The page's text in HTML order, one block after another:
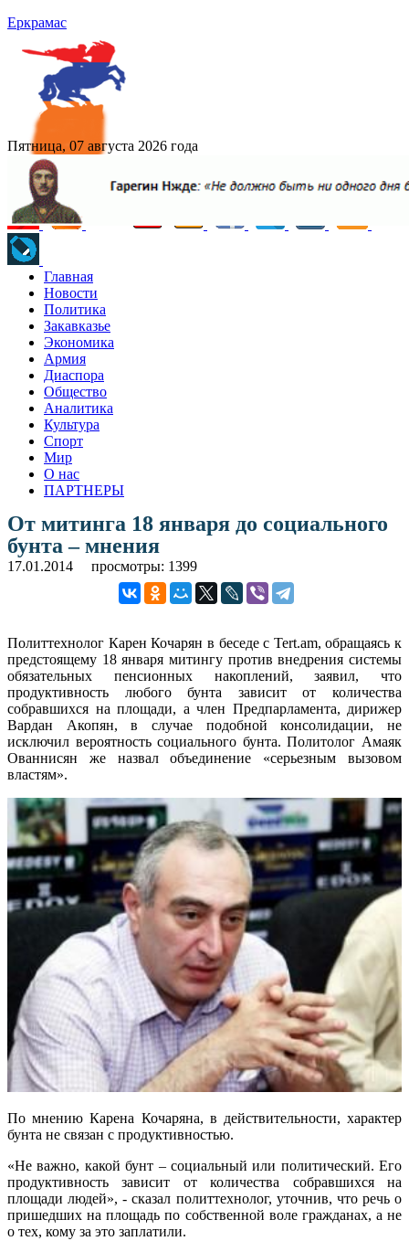
Еркрамас
Пятница, 07 августа 2026 года
Главная
Новости
Политика
Закавказье
Экономика
Армия
Диаспора
Общество
Аналитика
Культура
Спорт
Мир
О нас
ПАРТНЕРЫ
От митинга 18 января до социального
бунта – мнения
17.01.2014 просмотры: 1399
Политтехнолог Карен Кочарян в беседе с Tert.am, обращаясь к
предстоящему 18 января митингу против внедрения системы
обязательных пенсионных накоплений, заявил, что
продуктивность любого бунта зависит от количества
собравшихся на площади, а член Предпарламента, дирижер
Вардан Акопян, в случае подобной консолидации, не
исключил вероятность социального бунта. Политолог Амаяк
Ованнисян же назвал объединение «серьезным вызовом
властям».
По мнению Карена Кочаряна, в действительности, характер
бунта не связан с продуктивностью.
«Не важно, какой бунт – социальный или политический. Его
продуктивность зависит от количества собравшихся на
площади людей», - сказал политтехнолог, уточнив, что речь о
пришедших на площадь по собственной воле гражданах, а не
о тех, кому за это заплатили.